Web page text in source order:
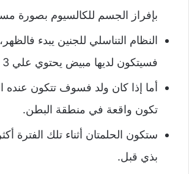
بإفراز الجسم للكالسيوم بصورة
النظام التناسلي للجنين يبدء
فسيتكون لديها مبيض يحتوي علي 3 مليون بيضة،
أما إذا كان ولد فسوف تتكون
تكون واقعة في منطقة البطن.
ستكون الحلمتان أثناء تلك الفترة
بذي قبل.